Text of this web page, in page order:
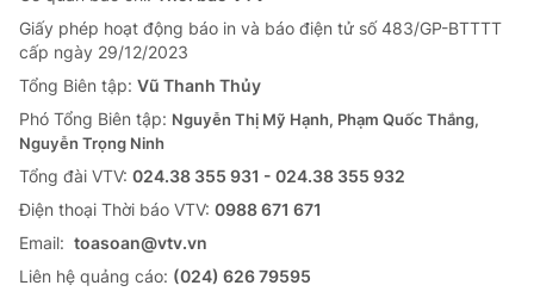
Giấy phép hoạt động báo in và báo điện tử số 483/GP-BTTTT
cấp ngày 29/12/2023
Tổng Biên tập: Vũ Thanh Thủy
Phó Tổng Biên tập: Nguyễn Thị Mỹ Hạnh, Phạm Quốc Thắng,
Nguyễn Trọng Ninh
Tổng đài VTV: 024.38 355 931 - 024.38 355 932
Ðiện thoại Thời báo VTV: 0988 671 671
Email: toasoan@vtv.vn
Liên hệ quảng cáo: (024) 626 79595